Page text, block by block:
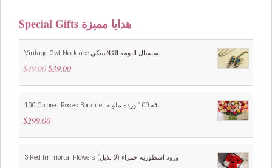
Special Gifts هدايا مميزة
Vintage Owl Necklace سنسال البومة الكلاسيكي
$49.00 Original
was:
$39.00Current
is:
100 Colored Roses Bouquet باقه 100 وردة ملونه
$299.00
3 Red Immortal Flowers ورود اسطورية حمراء (لا تذبل)